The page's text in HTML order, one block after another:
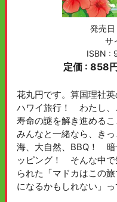
発売日
サ
ISBN :
定価 : 858
花丸円です。算国理社
ハワイ旅行！ わたし、
寿命の謎を解き進める
みんなと一緒なら、き
海、大自然、BBQ！ 暗
ッピング！ そんな中で
られた「マドカはこの
になるかもしれない」